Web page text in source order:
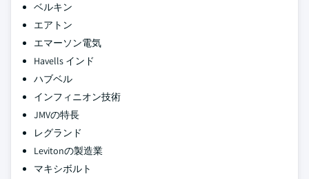
ベルキン
エアトン
エマーソン電気
Havells インド
ハブベル
インフィニオン技術
JMVの特長
レグランド
Levitonの製造業
マキシボルト